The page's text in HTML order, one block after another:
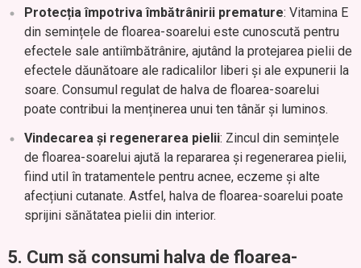
Protecția împotriva îmbătrânirii premature: Vitamina E
din semințele de floarea-soarelui este cunoscută pentru
efectele sale antiîmbătrânire, ajutând la protejarea pielii de
efectele dăunătoare ale radicalilor liberi și ale expunerii la
soare. Consumul regulat de halva de floarea-soarelui
poate contribui la menținerea unui ten tânăr și luminos.
Vindecarea și regenerarea pielii: Zincul din semințele
de floarea-soarelui ajută la repararea și regenerarea pielii,
fiind util în tratamentele pentru acnee, eczeme și alte
afecțiuni cutanate. Astfel, halva de floarea-soarelui poate
sprijini sănătatea pielii din interior.
5. Cum să consumi halva de floarea-